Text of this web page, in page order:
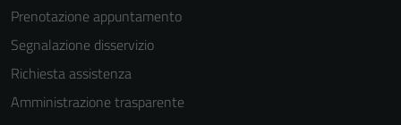
Prenotazione appuntamento
Segnalazione disservizio
Richiesta assistenza
Amministrazione trasparente